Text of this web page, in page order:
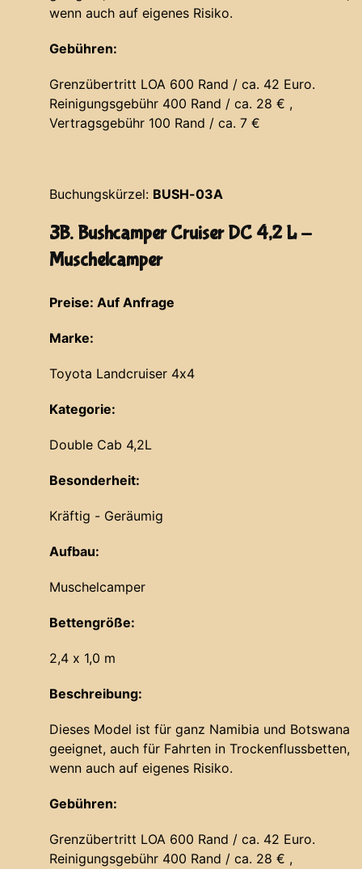
wenn auch auf eigenes Risiko.
Gebühren:
Grenzübertritt LOA 600 Rand / ca. 42 Euro.
Reinigungsgebühr 400 Rand / ca. 28 € ,
Vertragsgebühr 100 Rand / ca. 7 €
Buchungskürzel: BUSH-03A
3B. Bushcamper Cruiser DC 4,2 L -
Muschelcamper
Preise: Auf Anfrage
Marke:
Toyota Landcruiser 4x4
Kategorie:
Double Cab 4,2L
Besonderheit:
Kräftig - Geräumig
Aufbau:
Muschelcamper
Bettengröße:
2,4 x 1,0 m
Beschreibung:
Dieses Model ist für ganz Namibia und Botswana
geeignet, auch für Fahrten in Trockenflussbetten,
wenn auch auf eigenes Risiko.
Gebühren:
Grenzübertritt LOA 600 Rand / ca. 42 Euro.
Reinigungsgebühr 400 Rand / ca. 28 € ,